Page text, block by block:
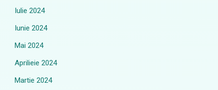
Iulie 2024
Iunie 2024
Mai 2024
Aprilieie 2024
Martie 2024